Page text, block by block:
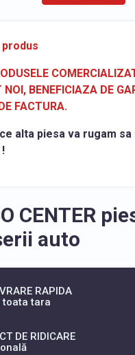
NOI, BENEFICIAZA DE
FACTURA.
alta piesa va rugam sa
CENTER
auto
RAPIDA
toata tara
DE RIDICARE